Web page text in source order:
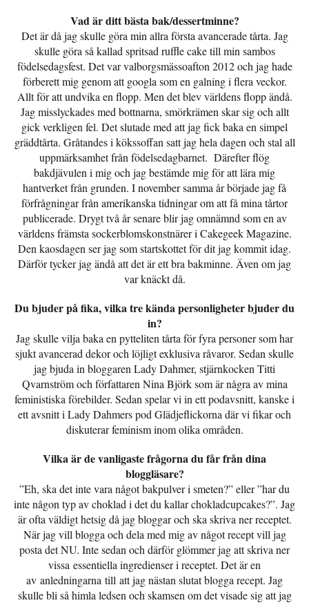
Vad är ditt bästa bak/dessertminne?
Det är då jag skulle göra min allra första avancerade tårta. Jag
skulle göra så kallad spritsad ruffle cake till min sambos
födelsedagsfest. Det var valborgsmässoafton 2012 och jag hade
förberett mig genom att googla som en galning i flera veckor.
Allt för att undvika en flopp. Men det blev världens flopp ändå.
Jag misslyckades med bottnarna, smörkrämen skar sig och allt
gick verkligen fel. Det slutade med att jag fick baka en simpel
gräddtårta. Gråtandes i kökssoffan satt jag hela dagen och stal all
uppmärksamhet från födelsedagbarnet. Därefter flög
bakdjävulen i mig och jag bestämde mig för att lära mig
hantverket från grunden. I november samma år började jag få
förfrågningar från amerikanska tidningar om att få mina tårtor
publicerade. Drygt två år senare blir jag omnämnd som en av
världens främsta sockerblomskonstnärer i Cakegeek Magazine.
Den kaosdagen ser jag som startskottet för dit jag kommit idag.
Därför tycker jag ändå att det är ett bra bakminne. Även om jag
var knäckt då.
Du bjuder på fika, vilka tre kända personligheter bjuder du
in?
Jag skulle vilja baka en pytteliten tårta för fyra personer som har
sjukt avancerad dekor och löjligt exklusiva råvaror. Sedan skulle
jag bjuda in bloggaren Lady Dahmer, stjärnkocken Titti
Qvarnström och författaren Nina Björk som är några av mina
feministiska förebilder. Sedan spelar vi in ett podavsnitt, kanske i
ett avsnitt i Lady Dahmers pod Glädjeflickorna där vi fikar och
diskuterar feminism inom olika områden.
Vilka är de vanligaste frågorna du får från dina
bloggläsare?
”Eh, ska det inte vara något bakpulver i smeten?” eller ”har du
inte någon typ av choklad i det du kallar chokladcupcakes?”. Jag
är ofta väldigt hetsig då jag bloggar och ska skriva ner receptet.
När jag vill blogga och dela med mig av något recept vill jag
posta det NU. Inte sedan och därför glömmer jag att skriva ner
vissa essentiella ingredienser i receptet. Det är en
av anledningarna till att jag nästan slutat blogga recept. Jag
skulle bli så himla ledsen och skamsen om det visade sig att jag